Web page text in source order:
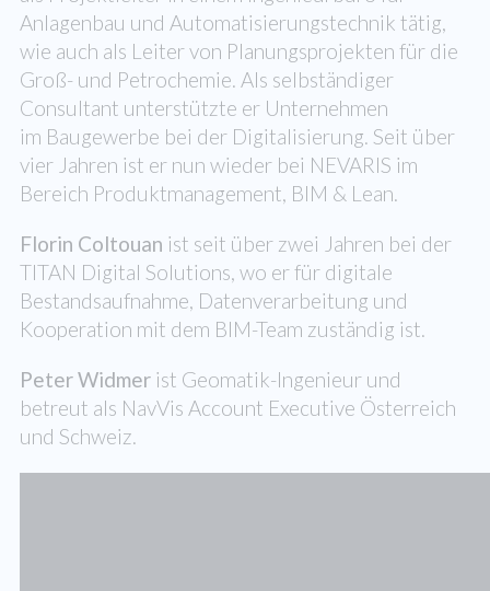
Anlagenbau und Automatisierungstechnik tätig,
wie auch als Leiter von Planungsprojekten für die
Groß- und Petrochemie. Als selbständiger
Consultant unterstützte er Unternehmen
im Baugewerbe bei der Digitalisierung. Seit über
vier Jahren ist er nun wieder bei NEVARIS im
Bereich Produktmanagement, BIM & Lean.
Florin Coltouan ist seit über zwei Jahren bei der
TITAN Digital Solutions, wo er für digitale
Bestandsaufnahme, Datenverarbeitung und
Kooperation mit dem BIM-Team zuständig ist.
Peter Widmer ist Geomatik-Ingenieur und
betreut als NavVis Account Executive Österreich
und Schweiz.